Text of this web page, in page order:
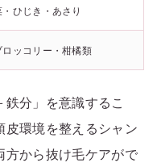
ひじき・あさり
ッコリー・柑橘類
分」を意識するこ
皮環境を整えるシャン
方から抜け毛ケアがで